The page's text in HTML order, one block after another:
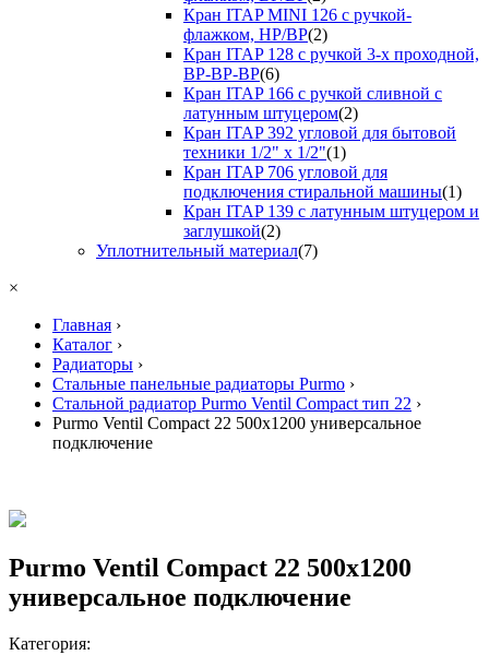
Кран ITAP MINI 126 с ручкой-
флажком, НР/ВР(2)
Кран ITAP 128 с ручкой 3-х проходной,
ВР-ВР-ВР(6)
Кран ITAP 166 с ручкой сливной с
латунным штуцером(2)
Кран ITAP 392 угловой для бытовой
техники 1/2" х 1/2"(1)
Кран ITAP 706 угловой для
подключения стиральной машины(1)
Кран ITAP 139 с латунным штуцером и
заглушкой(2)
Уплотнительный материал(7)
×
Главная ›
Каталог ›
Радиаторы ›
Стальные панельные радиаторы Purmo ›
Стальной радиатор Purmo Ventil Compact тип 22 ›
Purmo Ventil Compact 22 500х1200 универсальное
подключение
Purmo Ventil Compact 22 500х1200
универсальное подключение
Категория: